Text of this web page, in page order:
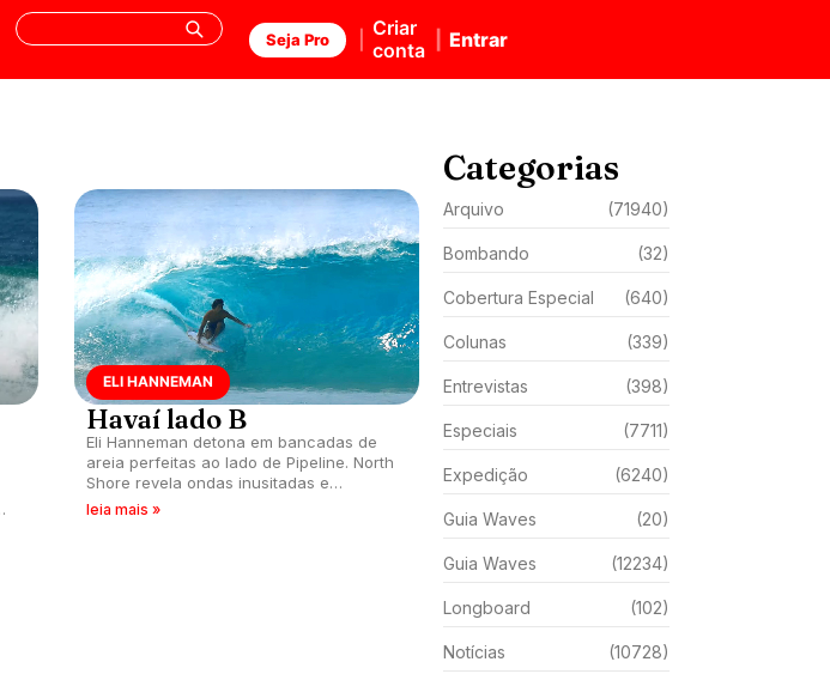
Seja Pro
Criar
conta
Entrar
ELI HANNEMAN
Havaí lado B
Eli Hanneman detona em bancadas de
areia perfeitas ao lado de Pipeline. North
Shore revela ondas inusitadas e
divertidas fora do padrão clássico.
leia mais »
Categorias
Arquivo (71940)
Bombando (32)
Cobertura Especial (640)
Colunas (339)
Entrevistas (398)
Especiais (7711)
Expedição (6240)
Guia Waves (20)
Guia Waves (12234)
Longboard (102)
Notícias (10728)